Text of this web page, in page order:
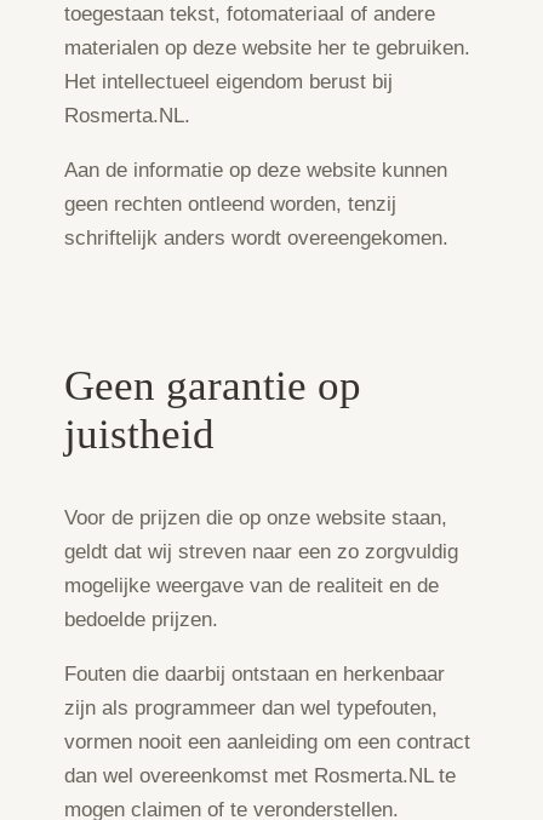
toegestaan tekst, fotomateriaal of andere
materialen op deze website her te gebruiken.
Het intellectueel eigendom berust bij
Rosmerta.NL.
Aan de informatie op deze website kunnen
geen rechten ontleend worden, tenzij
schriftelijk anders wordt overeengekomen.
Geen garantie op
juistheid
Voor de prijzen die op onze website staan,
geldt dat wij streven naar een zo zorgvuldig
mogelijke weergave van de realiteit en de
bedoelde prijzen.
Fouten die daarbij ontstaan en herkenbaar
zijn als programmeer dan wel typefouten,
vormen nooit een aanleiding om een contract
dan wel overeenkomst met Rosmerta.NL te
mogen claimen of te veronderstellen.